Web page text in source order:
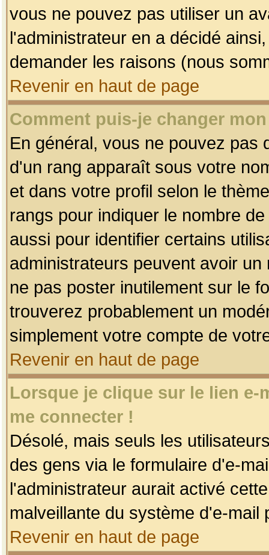
vous ne pouvez pas utiliser un
l'administrateur en a décidé
demander les raisons (nous
Revenir en haut de page
Comment puis-je changer
En général, vous ne pouvez pas
d'un rang apparaît sous votre
et dans votre profil selon le
rangs pour indiquer le nombre
aussi pour identifier certains
administrateurs peuvent avoir
ne pas poster inutilement sur le
trouverez probablement un
simplement votre compte de
Revenir en haut de page
Lorsque je clique sur le lien
me connecter !
Désolé, mais seuls les
des gens via le formulaire d'e-
l'administrateur aurait activé
malveillante du système d'e-
Revenir en haut de page